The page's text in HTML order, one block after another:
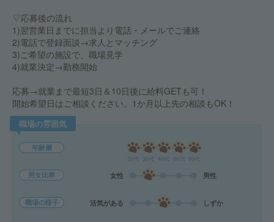
▽応募後の流れ
1)翌営業日までに担当より電話・メールでご連絡
2)電話で登録面談→求人とマッチング
3)ご希望の施設で、職場見学
4)就業決定→勤務開始
応募→就業まで最短3日＆10日後に給料GETも可！
開始希望日はご相談ください。1か月以上先の相談もOK！
職場の雰囲気
年齢層
男女比率 女性 男性
職場の様子 活気がある しずか